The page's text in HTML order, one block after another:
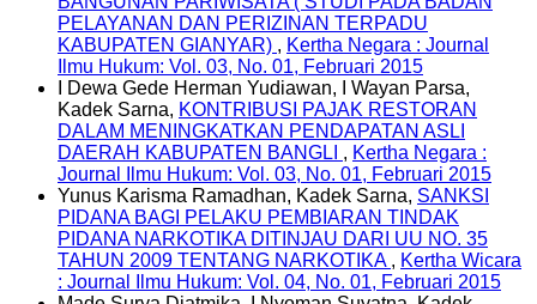
PELAYANAN DAN PERIZINAN TERPADU
KABUPATEN GIANYAR) , Kertha Negara : Journal
Ilmu Hukum: Vol. 03, No. 01, Februari 2015
I Dewa Gede Herman Yudiawan, I Wayan Parsa,
Kadek Sarna, KONTRIBUSI PAJAK RESTORAN
DALAM MENINGKATKAN PENDAPATAN ASLI
DAERAH KABUPATEN BANGLI , Kertha Negara :
Journal Ilmu Hukum: Vol. 03, No. 01, Februari 2015
Yunus Karisma Ramadhan, Kadek Sarna, SANKSI
PIDANA BAGI PELAKU PEMBIARAN TINDAK
PIDANA NARKOTIKA DITINJAU DARI UU NO. 35
TAHUN 2009 TENTANG NARKOTIKA , Kertha Wicara
: Journal Ilmu Hukum: Vol. 04, No. 01, Februari 2015